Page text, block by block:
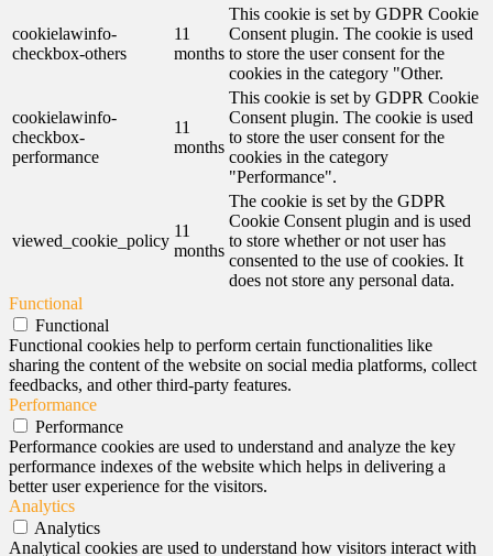
cookielawinfo-
checkbox-others
11
months
This cookie is set by GDPR Cookie
Consent plugin. The cookie is used
to store the user consent for the
cookies in the category "Other.
cookielawinfo-
checkbox-
performance
11
months
This cookie is set by GDPR Cookie
Consent plugin. The cookie is used
to store the user consent for the
cookies in the category
"Performance".
viewed_cookie_policy
11
months
The cookie is set by the GDPR
Cookie Consent plugin and is used
to store whether or not user has
consented to the use of cookies. It
does not store any personal data.
Functional
Functional
Functional cookies help to perform certain functionalities like
sharing the content of the website on social media platforms, collect
feedbacks, and other third-party features.
Performance
Performance
Performance cookies are used to understand and analyze the key
performance indexes of the website which helps in delivering a
better user experience for the visitors.
Analytics
Analytics
Analytical cookies are used to understand how visitors interact with